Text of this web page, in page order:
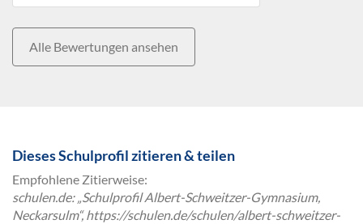
Alle Bewertungen ansehen
Dieses Schulprofil zitieren & teilen
Empfohlene Zitierweise:
schulen.de: „Schulprofil Albert-Schweitzer-Gymnasium,
Neckarsulm“, https://schulen.de/schulen/albert-schweitzer-